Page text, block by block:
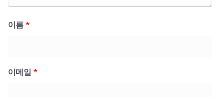
이름*
이메일 *